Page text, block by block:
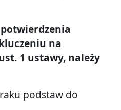
na
1 ustawy, należy
podstaw do